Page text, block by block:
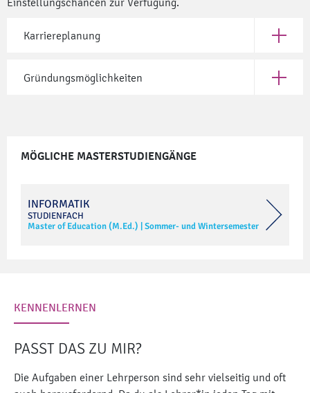
Einstellungschancen zur Verfügung.
Karriereplanung Öffne
Gründungsmöglichkeiten Öffne
MÖGLICHE MASTERSTUDIENGÄNGE
INFORMATIK
STUDIENFACH
Master of Education (M.Ed.) |Sommer- und Wintersemester
KENNENLERNEN
PASST DAS ZU MIR?
Die Aufgaben einer Lehrperson sind sehr vielseitig und oft